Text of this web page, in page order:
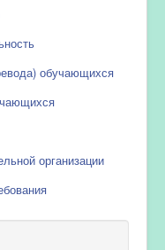
обучающихся
организации